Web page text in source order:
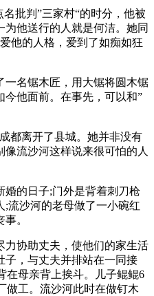
批判”三家村“的时分，他被
他送行的人就是何洁。她同
他的人格，爱到了如痴如狂
一名锯木匠，用大锯将圆木锯
今他面前。在事先，可以和”
都离开了县城。她并非没有
流沙河这样说来很可怕的人
婚的日子;门外是背着刺刀枪
;流沙河的老母做了一小碗红
。
力协助丈夫，使他们的家生活
子，与丈夫并排站在一同接
在母亲背上挨斗。儿子鲲鲲6
做工。流沙河此时在做钉木